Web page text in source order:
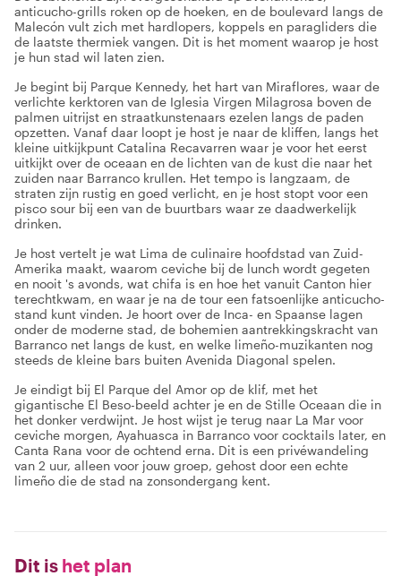
anticucho-grills roken op de hoeken, en de boulevard langs de
Malecón vult zich met hardlopers, koppels en paragliders die
de laatste thermiek vangen. Dit is het moment waarop je host
je hun stad wil laten zien.
Je begint bij Parque Kennedy, het hart van Miraflores, waar de
verlichte kerktoren van de Iglesia Virgen Milagrosa boven de
palmen uitrijst en straatkunstenaars ezelen langs de paden
opzetten. Vanaf daar loopt je host je naar de kliffen, langs het
kleine uitkijkpunt Catalina Recavarren waar je voor het eerst
uitkijkt over de oceaan en de lichten van de kust die naar het
zuiden naar Barranco krullen. Het tempo is langzaam, de
straten zijn rustig en goed verlicht, en je host stopt voor een
pisco sour bij een van de buurtbars waar ze daadwerkelijk
drinken.
Je host vertelt je wat Lima de culinaire hoofdstad van Zuid-
Amerika maakt, waarom ceviche bij de lunch wordt gegeten
en nooit 's avonds, wat chifa is en hoe het vanuit Canton hier
terechtkwam, en waar je na de tour een fatsoenlijke anticucho-
stand kunt vinden. Je hoort over de Inca- en Spaanse lagen
onder de moderne stad, de bohemien aantrekkingskracht van
Barranco net langs de kust, en welke limeño-muzikanten nog
steeds de kleine bars buiten Avenida Diagonal spelen.
Je eindigt bij El Parque del Amor op de klif, met het
gigantische El Beso-beeld achter je en de Stille Oceaan die in
het donker verdwijnt. Je host wijst je terug naar La Mar voor
ceviche morgen, Ayahuasca in Barranco voor cocktails later, en
Canta Rana voor de ochtend erna. Dit is een privéwandeling
van 2 uur, alleen voor jouw groep, gehost door een echte
limeño die de stad na zonsondergang kent.
Dit is het plan